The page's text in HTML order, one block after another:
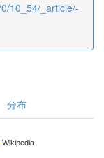
10_54/_article/-
分布
Wikipedia